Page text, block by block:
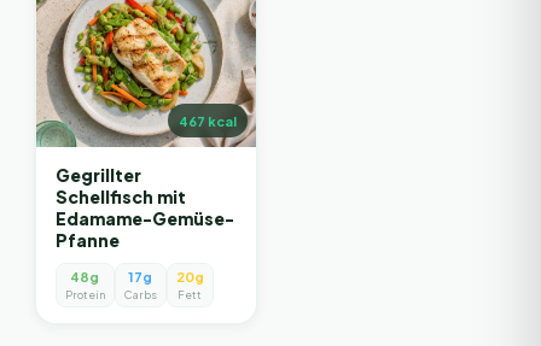
467 kcal
Gegrillter
Schellfisch mit
Edamame-Gemüse-
Pfanne
48g
Protein
17g
Carbs
20g
Fett